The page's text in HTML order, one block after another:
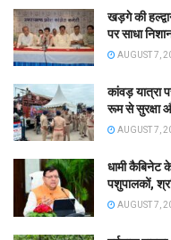
खड़गे की
पर साधा
AUGUST 7,
कांवड़ यात्रा
रूम से सुरक्षा
AUGUST 7,
धामी कैबिनेट
पशुपालकों,
AUGUST 7,